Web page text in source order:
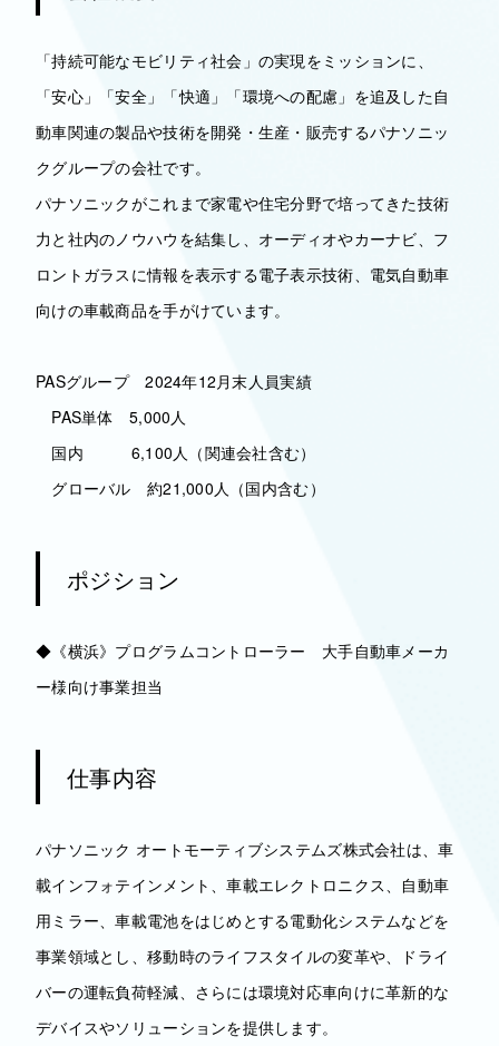
「持続可能なモビリティ社会」の実現をミッションに、
「安心」「安全」「快適」「環境への配慮」を追及した自
動車関連の製品や技術を開発・生産・販売するパナソニッ
クグループの会社です。
パナソニックがこれまで家電や住宅分野で培ってきた技術
力と社内のノウハウを結集し、オーディオやカーナビ、フ
ロントガラスに情報を表示する電子表示技術、電気自動車
向けの車載商品を手がけています。
PASグループ 2024年12月末人員実績
PAS単体 5,000人
国内 6,100人（関連会社含む）
グローバル 約21,000人（国内含む）
ポジション
◆《横浜》プログラムコントローラー 大手自動車メーカ
ー様向け事業担当
仕事内容
パナソニック オートモーティブシステムズ株式会社は、車
載インフォテインメント、車載エレクトロニクス、自動車
用ミラー、車載電池をはじめとする電動化システムなどを
事業領域とし、移動時のライフスタイルの変革や、ドライ
バーの運転負荷軽減、さらには環境対応車向けに革新的な
デバイスやソリューションを提供します。